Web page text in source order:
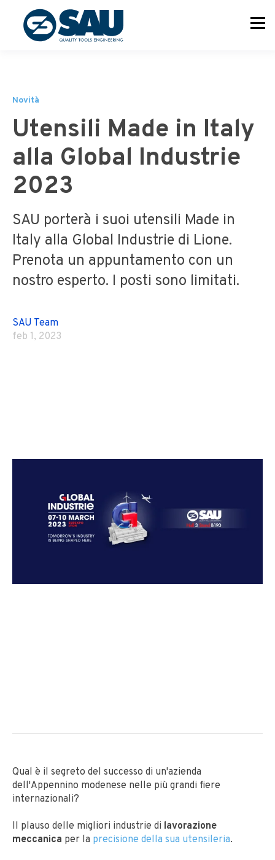
Novità
Utensili Made in Italy
alla Global Industrie
2023
SAU porterà i suoi utensili Made in
Italy alla Global Industrie di Lione.
Prenota un appuntamento con un
nostro esperto. I posti sono limitati.
SAU Team
feb 1, 2023
Qual è il segreto del successo di un'azienda
dell'Appennino modenese nelle più grandi fiere
internazionali?
Il plauso delle migliori industrie di lavorazione
meccanica per la precisione della sua utensileria.